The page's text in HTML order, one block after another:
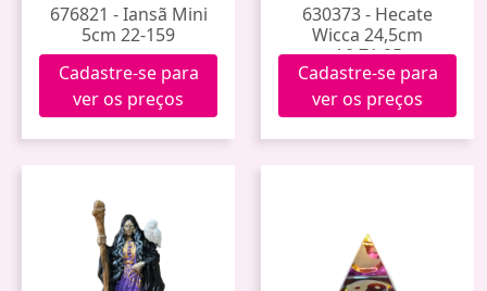
676821 - Iansã Mini
5cm 22-159
Cadastre-se para
ver os preços
630373 - Hecate
Wicca 24,5cm
A0.71.25
Cadastre-se para
ver os preços